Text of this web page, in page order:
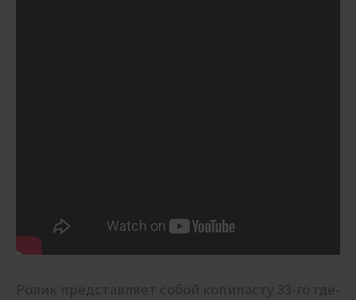
Ролик представляет собой копипасту 33-го где-